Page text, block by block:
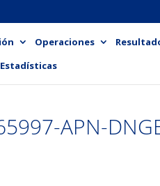
Operaciones
APN-